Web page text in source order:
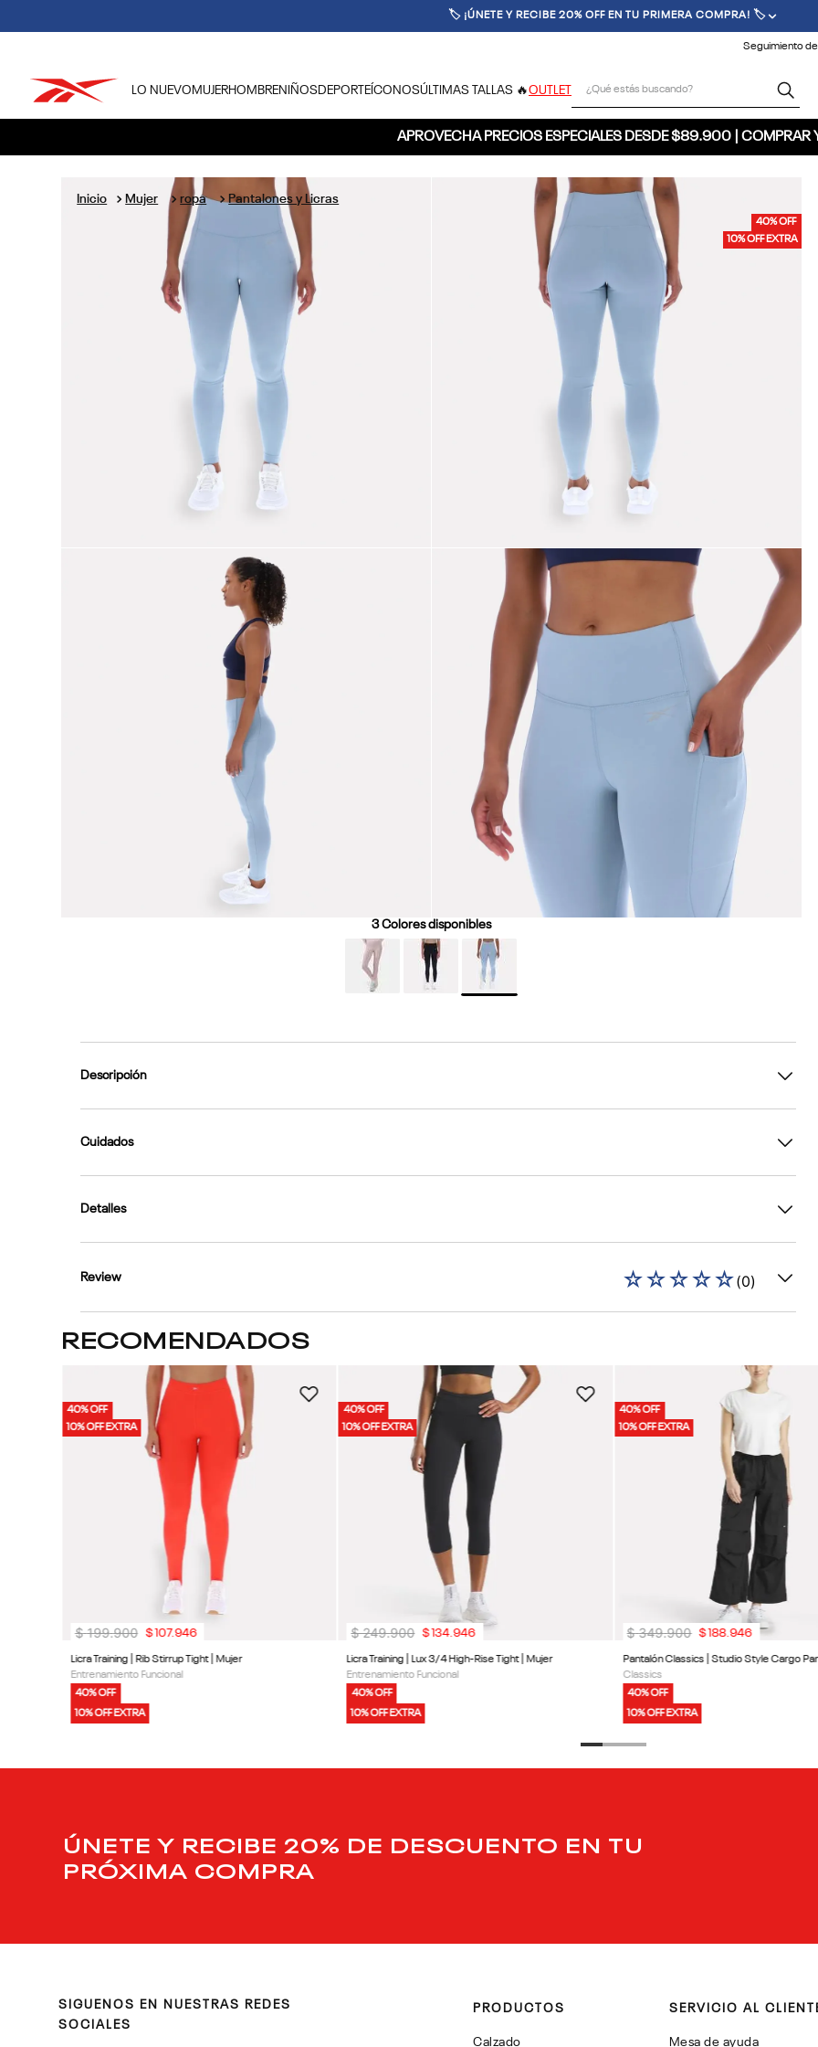
🏷️ ¡ÚNETE Y RECIBE 20% OFF EN TU PRIMERA COMPRA! 🏷️
Seguimiento
LO NUEVO MUJERHOMBRENIÑOSDEPORTE ÍCONOSÚLTIMAS TALLAS 🔥OUTLET
APROVECHA PRECIOS ESPECIALES DESDE $89.900 | COMPRAR
40% OFF
10% OFF EXTRA
Mujer ropa Pantalones y Licras
3Colores disponibles
Descripción
Cuidados
Detalles
Review ☆☆☆☆☆(0)
RECOMENDADOS
40% OFF
10% OFF EXTRA
Licra Training | Rib Stirrup Tight | Mujer
Entrenamiento Funcional
40% OFF
10% OFF EXTRA
$ 199.900 $107.946
40% OFF
10% OFF EXTRA
Licra Training | Lux 3/4 High-Rise Tight | Mujer
Entrenamiento Funcional
40% OFF
10% OFF EXTRA
$ 249.900 $134.946
40% OFF
10% OFF EXTRA
Pantalón Classics | Studio Style Cargo
Classics
40% OFF
10% OFF EXTRA
$ 349.900 $188.946
ÚNETE Y RECIBE 20% DE DESCUENTO EN TU
PRÓXIMA COMPRA
SIGUENOS EN NUESTRAS REDES
SOCIALES
PRODUCTOS
Calzado
SERVICIO AL
Mesa de ayuda
1.
tenis hombre
tenis mujer
tenis reebok classics
once caldas
fútbol
américa cali
8
camisetas
.